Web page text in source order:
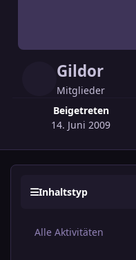
Gildor
Mitglieder
Beigetreten
14. Juni 2009
Inhaltstyp
Alle Aktivitäten